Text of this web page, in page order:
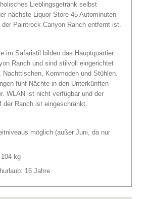
Lieblingsgetränk selbst
nächste Liquor Store 45 Autominuten
Paintrock Canyon Ranch entfernt ist.
im Safaristil bilden das Hauptquartier
Ranch und sind stilvoll eingerichtet
Kommoden und Stühlen.
fünf Nächte in den Unterkünften
WLAN ist nicht verfügbar und der
der Ranch ist eingeschränkt.
möglich (außer Juni, da nur
kg
16 Jahre